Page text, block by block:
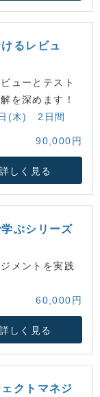
るレビュ
ューとテスト
を深めます！
(木) 2日間
90,000円
詳しく見る
ぶシリーズ
メントを実践
60,000円
詳しく見る
クトマネジ